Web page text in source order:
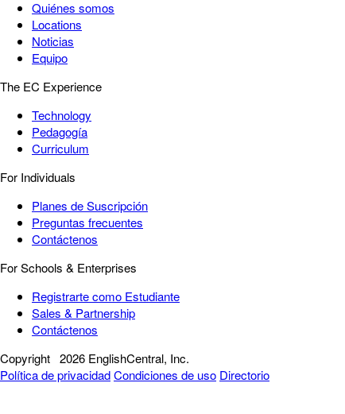
Quiénes somos
Locations
Noticias
Equipo
The EC Experience
Technology
Pedagogía
Curriculum
For Individuals
Planes de Suscripción
Preguntas frecuentes
Contáctenos
For Schools & Enterprises
Registrarte como Estudiante
Sales & Partnership
Contáctenos
Copyright 2026 EnglishCentral, Inc.
Política de privacidadCondiciones de uso Directorio